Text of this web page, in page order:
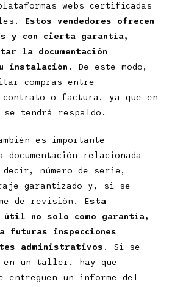
webs certificadas
Estos vendedores ofrecen
y con cierta garantía,
la documentación
instalación . De este modo,
compras entre
o factura, ya que en
tendrá respaldo.
es importante
relacionada
número de serie,
garantizado y, si se
de revisión. Esta
útil no solo como garantía,
futuras inspecciones
administrativos . Si se
un taller, hay que
entreguen un informe del